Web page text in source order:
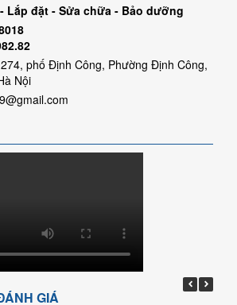
Lắp đặt - Sửa chữa - Bảo dưỡng
phố Định Công, Phường Định Công,
Nội
GIÁ